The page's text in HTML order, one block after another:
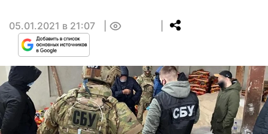
05.01.2021 в 21:07